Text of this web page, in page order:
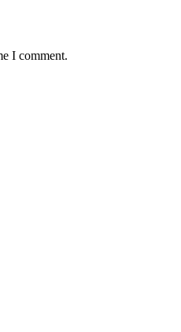
I comment.